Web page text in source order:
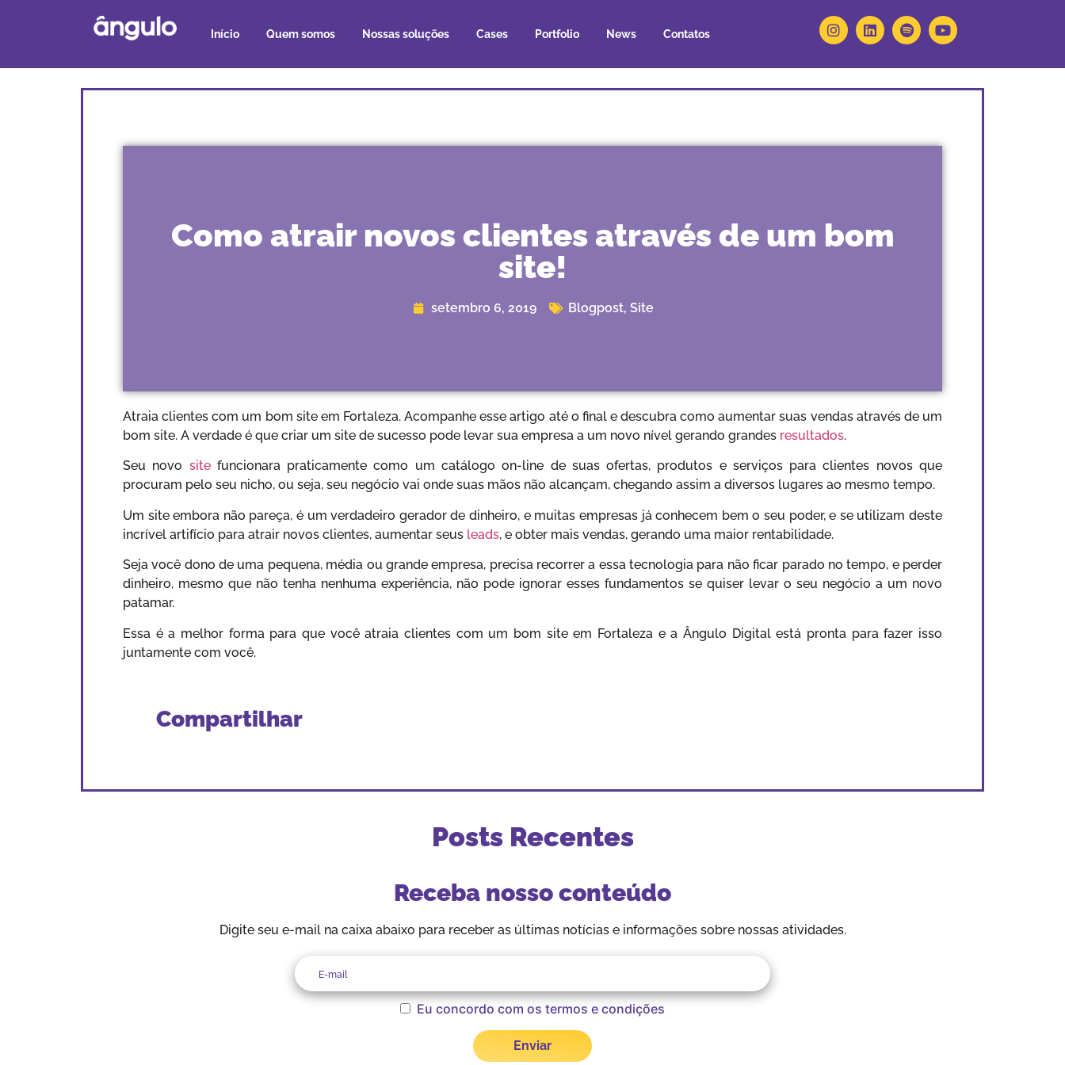
Início Quem somos Nossas soluções Cases Portfolio News Contatos
Como atrair novos clientes através de um bom
site!
setembro 6, 2019 Blogpost, Site
Atraia clientes com um bom site em Fortaleza. Acompanhe esse artigo até o final e descubra como aumentar suas vendas através de um
bom site. A verdade é que criar um site de sucesso pode levar sua empresa a um novo nível gerando grandes resultados.
Seu novo sitefuncionara praticamente como um catálogo on-line de suas ofertas, produtos e serviços para clientes novos que
procuram pelo seu nicho, ou seja, seu negócio vai onde suas mãos não alcançam, chegando assim a diversos lugares ao mesmo tempo.
Um site embora não pareça, é um verdadeiro gerador de dinheiro, e muitas empresas já conhecem bem o seu poder, e se utilizam deste
incrível artifício para atrair novos clientes, aumentar seus leads, e obter mais vendas, gerando uma maior rentabilidade.
Seja você dono de uma pequena, média ou grande empresa, precisa recorrer a essa tecnologia para não ficar parado no tempo, e perder
dinheiro, mesmo que não tenha nenhuma experiência, não pode ignorar esses fundamentos se quiser levar o seu negócio a um novo
patamar.
Essa é a melhor forma para que você atraia clientes com um bom site em Fortaleza e a Ângulo Digital está pronta para fazer isso
juntamente com você.
Compartilhar
Posts Recentes
Receba nosso conteúdo
Digite seu e-mail na caixa abaixo para receber as últimas notícias e informações sobre nossas atividades.
Eu concordo com os termos e condições